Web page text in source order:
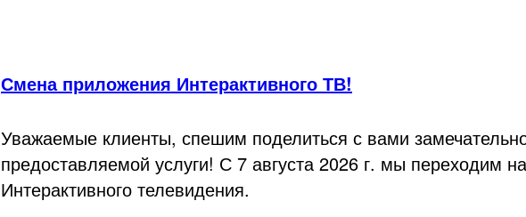
Смена приложения Интерактивного ТВ!
Уважаемые клиенты, спешим поделиться с вами
предоставляемой услуги! С 7 августа 2026 г. мы переходим
Интерактивного телевидения.